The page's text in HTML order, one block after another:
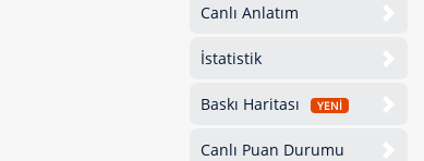
Canlı Anlatım
İstatistik
Baskı Haritası YENİ
Canlı Puan Durumu